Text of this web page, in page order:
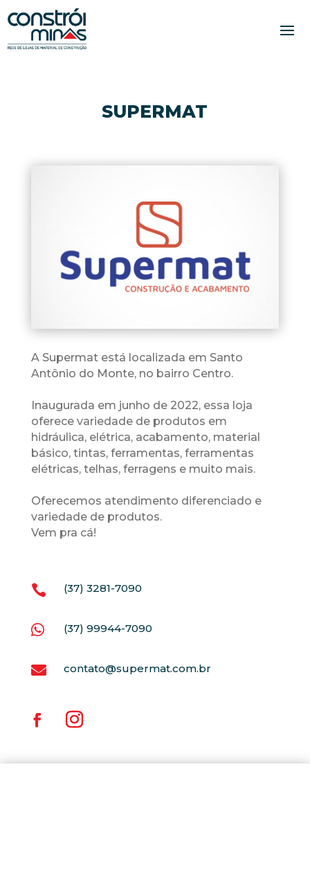
SUPERMAT
A Supermat está localizada em Santo
Antônio do Monte, no bairro Centro.
Inaugurada em junho de 2022, essa loja
oferece variedade de produtos em
hidráulica, elétrica, acabamento, material
básico, tintas, ferramentas, ferramentas
elétricas, telhas, ferragens e muito mais.
Oferecemos atendimento diferenciado e
variedade de produtos.
Vem pra cá!
 (37) 3281-7090
 (37) 99944-7090
 contato@supermat.com.br